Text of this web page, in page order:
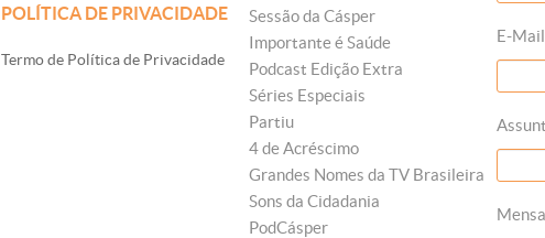
POLÍTICA DE PRIVACIDADE
Termo de Política de Privacidade
Sessão da Cásper
Importante é Saúde
Podcast Edição Extra
Séries Especiais
Partiu
4 de Acréscimo
Grandes Nomes da TV Brasileira
Sons da Cidadania
PodCásper
E-